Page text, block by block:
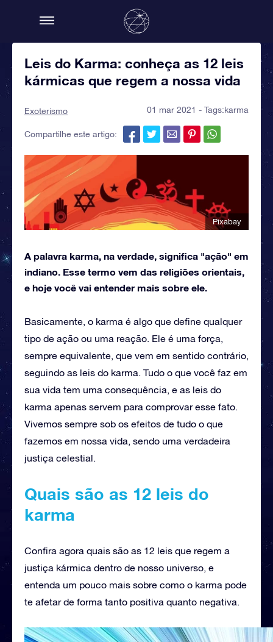
Leis do Karma: conheça as 12 leis
kármicas que regem a nossa vida
Exoterismo 01 mar 2021 - Tags:karma
Compartilhe este artigo:
Pixabay
A palavra karma, na verdade, significa "ação" em
indiano. Esse termo vem das religiões orientais,
e hoje você vai entender mais sobre ele.
Basicamente, o karma é algo que define qualquer
tipo de ação ou uma reação. Ele é uma força,
sempre equivalente, que vem em sentido contrário,
seguindo as leis do karma. Tudo o que você faz em
sua vida tem uma consequência, e as leis do
karma apenas servem para comprovar esse fato.
Vivemos sempre sob os efeitos de tudo o que
fazemos em nossa vida, sendo uma verdadeira
justiça celestial.
Quais são as 12 leis do
karma
Confira agora quais são as 12 leis que regem a
justiça kármica dentro de nosso universo, e
entenda um pouco mais sobre como o karma pode
te afetar de forma tanto positiva quanto negativa.